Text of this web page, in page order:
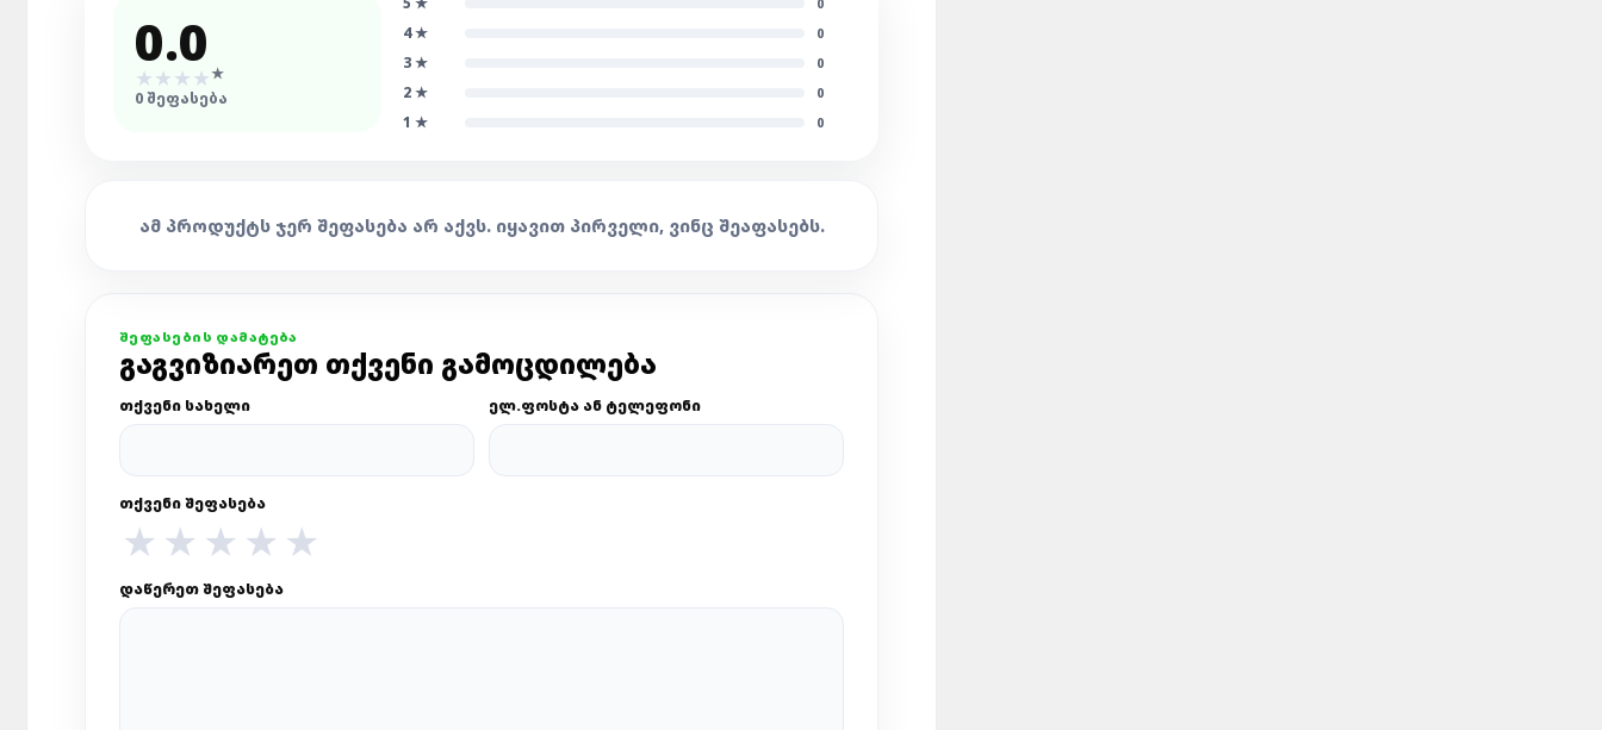
0.0
★★★★★
0ᲨᲔᲤᲐᲡᲔᲑᲐ
4★ 0
3★ 0
2★ 0
1 ★ 0
ᲐᲛ ᲞᲠᲝᲓᲣᲥᲢᲡ ᲯᲔᲠ ᲨᲔᲤᲐᲡᲔᲑᲐ ᲐᲠ ᲐᲥᲕᲡ. ᲘᲧᲐᲕᲘᲗ ᲞᲘᲠᲕᲔᲚᲘ, ᲕᲘᲜᲪ ᲨᲔᲐᲤᲐᲡᲔᲑᲡ.
ᲨᲔᲤᲐᲡᲔᲑᲘᲡ ᲓᲐᲛᲐᲢᲔᲑᲐ
ᲒᲐᲒᲕᲘᲖᲘᲐᲠᲔᲗ ᲗᲥᲕᲔᲜᲘ ᲒᲐᲛᲝᲪᲓᲘᲚᲔᲑᲐ
ᲗᲥᲕᲔᲜᲘ ᲡᲐᲮᲔᲚᲘ ᲔᲚ.ᲤᲝᲡᲢᲐ ᲐᲜ ᲢᲔᲚᲔᲤᲝᲜᲘ
ᲗᲥᲕᲔᲜᲘ ᲨᲔᲤᲐᲡᲔᲑᲐ
★ ★ ★ ★ ★
ᲓᲐᲬᲔᲠᲔᲗ ᲨᲔᲤᲐᲡᲔᲑᲐ